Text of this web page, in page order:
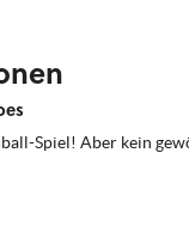
Spiel! Aber kein